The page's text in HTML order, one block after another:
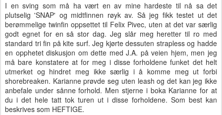
I en sving som må ha vært en av mine hardeste til nå sa det
plutselig 'SNAP' og midtfinnen røyk av. Så jeg fikk testet ut det
berømmelige twinfin oppsettet til Felix Pivec, uten at det var særlig
godt egnet for en så stor dag. Jeg slår meg heretter til ro med
standard tri fin på kite surf. Jeg kjørte dessuten strapless og hadde
en opphetet diskusjon om dette med J.A. på veien hjem, men jeg
må bare konstatere at for meg i disse forholdene funket det helt
utmerket og hindret meg ikke særlig i å komme meg ut forbi
shorebreaken. Karianne prøvde seg uten leash og det kan jeg ikke
anbefale under sånne forhold. Men stjerne i boka Karianne for at
du i det hele tatt tok turen ut i disse forholdene. Som best kan
beskrives som HEFTIGE.